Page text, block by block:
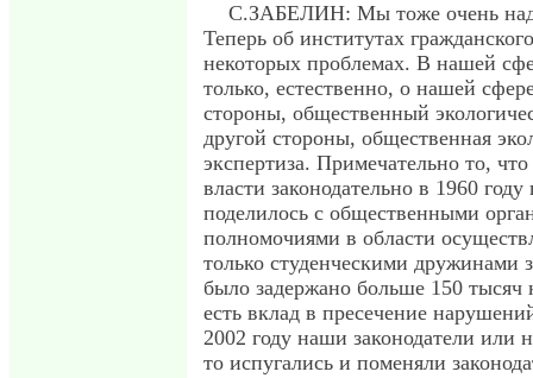
С.ЗАБЕЛИН: Мы тоже очень
Теперь об институтах
некоторых проблемах. В нашей
только, естественно, о нашей
стороны, общественный
другой стороны, общественная
экспертиза. Примечательно то,
власти законодательно в 1960 году
поделилось с общественными
полномочиями в области
только студенческими дружинами
было задержано больше 150 тысяч
есть вклад в пресечение
2002 году наши законодатели или
то испугались и поменяли